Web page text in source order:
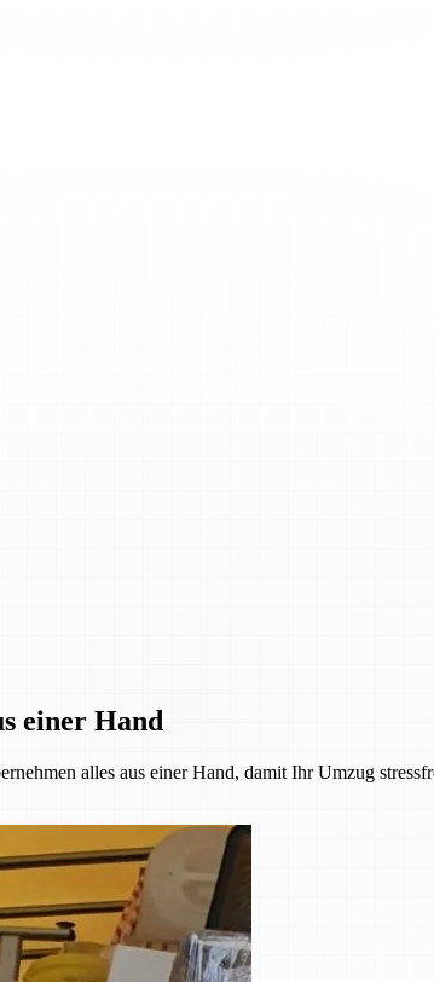
einer Hand
alles aus einer Hand, damit Ihr Umzug